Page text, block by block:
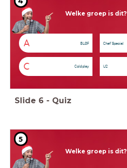
Welke groep is dit?
A BLØF Chef'Special
C Coldplay U2
Slide 6 - Quiz
Welke groep is dit?
5